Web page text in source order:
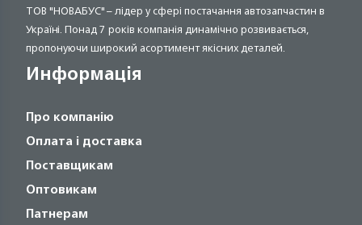
ТОВ "НОВАБУС" – лідер у сфері постачання автозапчастин в
Україні. Понад 7 років компанія динамічно розвивається,
пропонуючи широкий асортимент якісних деталей.
Информація
Про компанію
Оплата і доставка
Поставщикам
Оптовикам
Патнерам